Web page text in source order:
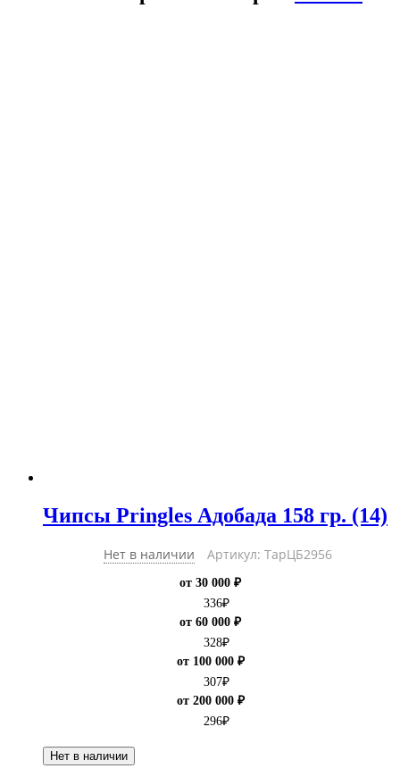
Чипсы Pringles Адобада 158 гр. (14)
Нет в наличии Артикул: ТарЦБ2956
от 30 000 ₽
336₽
от 60 000 ₽
328₽
от 100 000 ₽
307₽
от 200 000 ₽
296₽
Нет в наличии